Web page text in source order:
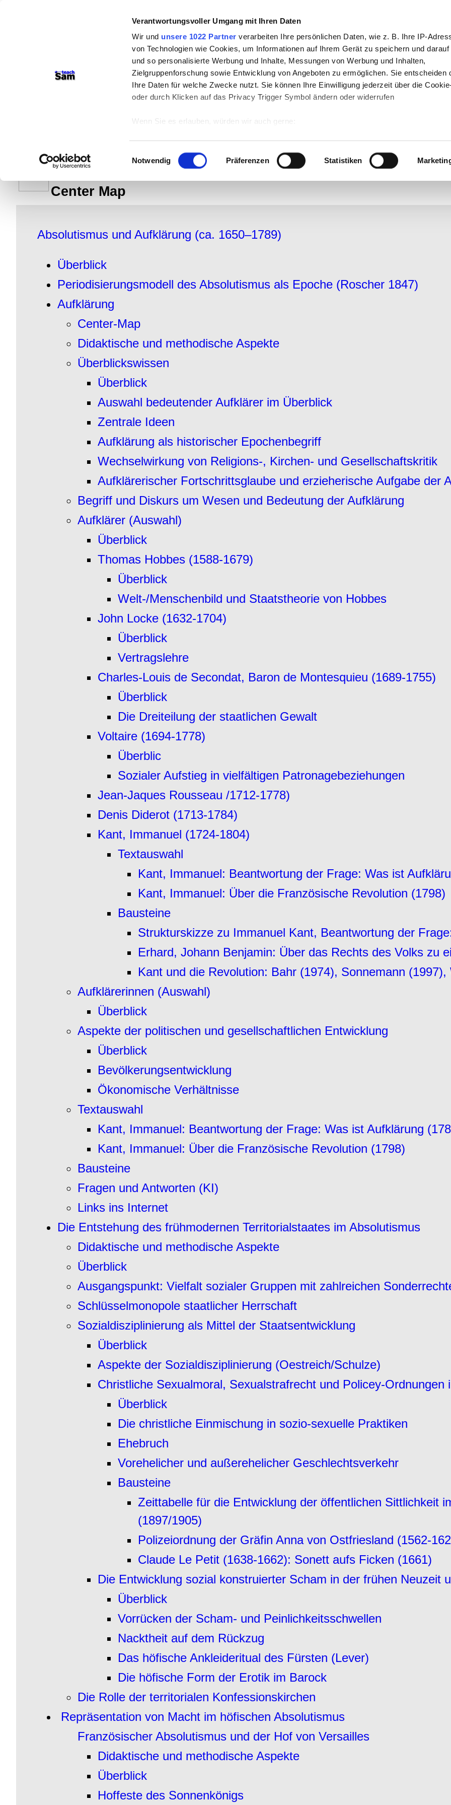
Verantwortungsvoller Umgang mit Ihren Daten
Wir und unsere 1022 Partner verarbeiten Ihre persönlichen Daten, wie z. B. Ihre IP-
von Technologien wie Cookies, um Informationen auf Ihrem Gerät zu speichern und
und so personalisierte Werbung und Inhalte, Messungen von Werbung und Inhalten,
Zielgruppenforschung sowie Entwicklung von Angeboten zu ermöglichen. Sie entscheiden
Ihre Daten für welche Zwecke nutzt. Sie können Ihre Einwilligung jederzeit über die
oder durch Klicken auf das Privacy Trigger Symbol ändern oder widerrufen
Wenn Sie es erlauben, würden wir auch gerne:
Ihr Gerät durch aktives Scannen nach bestimmten Merkmalen (Fingerprinting)
Erfahren Sie mehr darüber, wie Ihre persönlichen Daten verarbeitet werden, und legen Sie
Präferenzen imAbschnitt Einzelheitenfest.
Informationen zu Ihrer Verwendung unserer Website an unsere Partner für soziale Medien,
und Analysen weiter. Unsere Partner führen diese Informationen möglicherweise mit
Einwilligungsauswahl
Notwendig Präferenzen Statistiken
teachSam- Arbeitsbereiche:
Center Map
Absolutismus und Aufklärung (ca. 1650–1789)
Überblick
Periodisierungsmodell des Absolutismus als Epoche (Roscher 1847)
Aufklärung
Center-Map
Didaktische und methodische Aspekte
Überblickswissen
Überblick
Auswahl bedeutender Aufklärer im Überblick
Zentrale Ideen
Aufklärung als historischer Epochenbegriff
Wechselwirkung von Religions-, Kirchen- und Gesellschaftskritik
Aufklärerischer Fortschrittsglaube und erzieherische Aufgabe der
Begriff und Diskurs um Wesen und Bedeutung der Aufklärung
Aufklärer (Auswahl)
Überblick
Thomas Hobbes (1588-1679)
Überblick
Welt-/Menschenbild und Staatstheorie von Hobbes
John Locke (1632-1704)
Überblick
Vertragslehre
Charles-Louis de Secondat, Baron de Montesquieu (1689-1755)
Überblick
Die Dreiteilung der staatlichen Gewalt
Voltaire (1694-1778)
Überblic
Sozialer Aufstieg in vielfältigen Patronagebeziehungen
Jean-Jaques Rousseau /1712-1778)
Denis Diderot (1713-1784)
Kant, Immanuel (1724-1804)
Textauswahl
Kant, Immanuel: Beantwortung der Frage: Was ist
Kant, Immanuel: Über die Französische Revolution (1798)
Bausteine
Strukturskizze zu Immanuel Kant, Beantwortung der
Erhard, Johann Benjamin: Über das Rechts des Volks zu
Kant und die Revolution: Bahr (1974), Sonnemann (1997),
Aufklärerinnen (Auswahl)
Überblick
Aspekte der politischen und gesellschaftlichen Entwicklung
Überblick
Bevölkerungsentwicklung
Ökonomische Verhältnisse
Textauswahl
Kant, Immanuel: Beantwortung der Frage: Was ist Aufklärung
Kant, Immanuel: Über die Französische Revolution (1798)
Bausteine
Fragen und Antworten (KI)
Links ins Internet
Die Entstehung des frühmodernen Territorialstaates im Absolutismus
Didaktische und methodische Aspekte
Überblick
Ausgangspunkt: Vielfalt sozialer Gruppen mit zahlreichen
Schlüsselmonopole staatlicher Herrschaft
Sozialdisziplinierung als Mittel der Staatsentwicklung
Überblick
Aspekte der Sozialdisziplinierung (Oestreich/Schulze)
Christliche Sexualmoral, Sexualstrafrecht und Policey-Ordnungen
Überblick
Die christliche Einmischung in sozio-sexuelle Praktiken
Ehebruch
Vorehelicher und außerehelicher Geschlechtsverkehr
Bausteine
Zeittabelle für die Entwicklung der öffentlichen Sittlichkeit
(1897/1905)
Polizeiordnung der Gräfin Anna von Ostfriesland (1562-
Claude Le Petit (1638-1662): Sonett aufs Ficken (1661)
Die Entwicklung sozial konstruierter Scham in der frühen Neuzeit
Überblick
Vorrücken der Scham- und Peinlichkeitsschwellen
Nacktheit auf dem Rückzug
Das höfische Ankleideritual des Fürsten (Lever)
Die höfische Form der Erotik im Barock
Die Rolle der territorialen Konfessionskirchen
Repräsentation von Macht im höfischen Absolutismus
Französischer Absolutismus und der Hof von Versailles
Didaktische und methodische Aspekte
Überblick
Hoffeste des Sonnenkönigs